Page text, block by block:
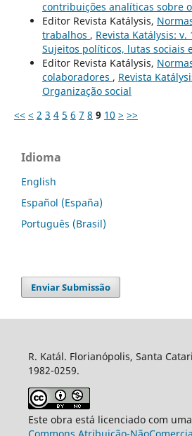
contribuições analíticas sobre
Editor Revista Katálysis,
trabalhos , Revista Katálysis: v.
Sujeitos políticos, lutas sociais
Editor Revista Katálysis,
colaboradores , Revista
Organização social
<< < 2 3 4 5 6 7 8 9 10 > >>
Idioma
English
Español (España)
Português (Brasil)
Enviar Submissão
R. Katál. Florianópolis, Santa
1982-0259.
Este obra está licenciado com